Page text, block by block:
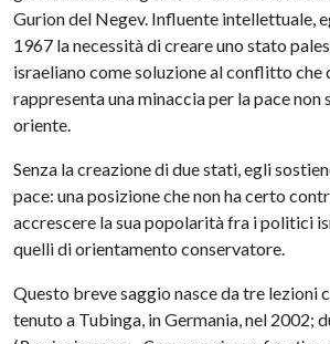
Gurion del Negev. Influente intellettuale,
1967 la necessità di creare uno stato
israeliano come soluzione al conflitto che
rappresenta una minaccia per la pace non
oriente.
Senza la creazione di due stati, egli
pace: una posizione che non ha certo
accrescere la sua popolarità fra i politici
quelli di orientamento conservatore.
Questo breve saggio nasce da tre lezioni
tenuto a Tubinga, in Germania, nel 2002;